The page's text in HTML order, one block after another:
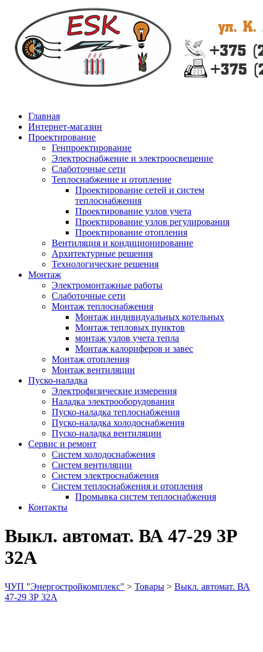
Главная
Интернет-магазин
Проектирование
Генпроектирование
Электроснабжение и электроосвещение
Слаботочные сети
Теплоснабжение и отопление
Проектирование сетей и систем
теплоснабжения
Проектирование узлов учета
Проектирование узлов регулирования
Проектирование отопления
Вентиляция и кондиционирование
Архитектурные решения
Технологические решения
Монтаж
Электромонтажные работы
Слаботочные сети
Монтаж теплоснабжения
Монтаж индивидуальных котельных
Монтаж тепловых пунктов
монтаж узлов учета тепла
Монтаж калориферов и завес
Монтаж отопления
Монтаж вентиляции
Пуско-наладка
Электрофизические измерения
Наладка электрооборудования
Пуско-наладка теплоснабжения
Пуско-наладка холодоснабжения
Пуско-наладка вентиляции
Сервис и ремонт
Систем холодоснабжения
Систем вентиляции
Систем электроснабжения
Систем теплоснабжения и отопления
Промывка систем теплоснабжения
Контакты
Выкл. автомат. ВА 47-29 3Р
32А
ЧУП "Энергостройкомплекс" > Товары > Выкл. автомат. ВА
47-29 3Р 32А